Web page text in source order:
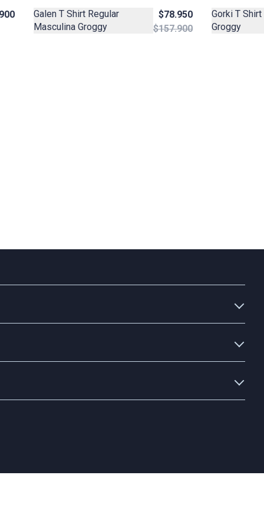
Galen T Shirt Regular
Masculina Groggy
$78.950
$157.900
Gorki T
Groggy